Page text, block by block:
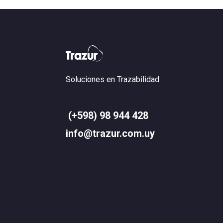
Soluciones en Trazabilidad
(+598) 98 944 428
info@trazur.com.uy